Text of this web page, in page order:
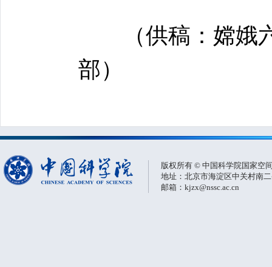
（供稿：嫦娥六
部）
版权所有 © 中国科学院国家空
地址：北京市海淀区中关村南
邮箱：kjzx@nssc.ac.cn